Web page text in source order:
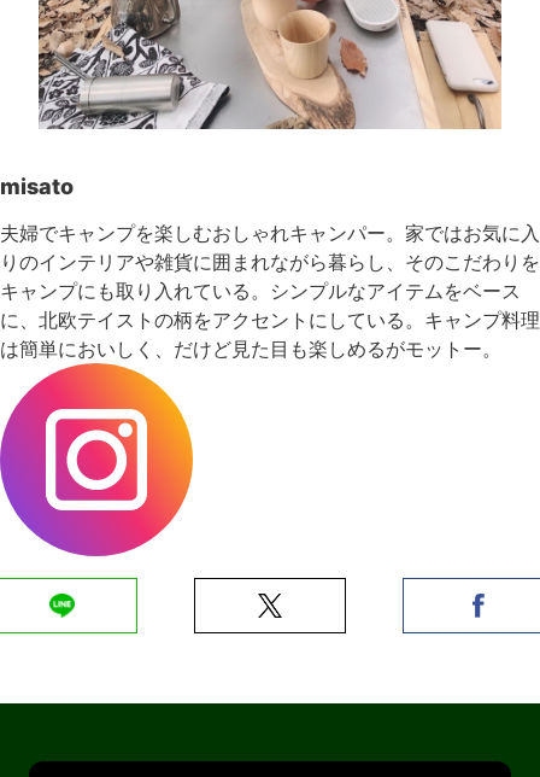
misato
夫婦でキャンプを楽しむおしゃれキャンパー。家ではお気に入
りのインテリアや雑貨に囲まれながら暮らし、そのこだわりを
キャンプにも取り入れている。シンプルなアイテムをベース
に、北欧テイストの柄をアクセントにしている。キャンプ料理
は簡単においしく、だけど見た目も楽しめるがモットー。